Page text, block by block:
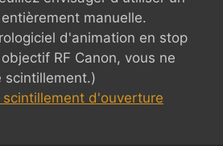
manuelle.
d'animation en stop
RF Canon, vous ne
scintillement.)
scintillement d'ouverture